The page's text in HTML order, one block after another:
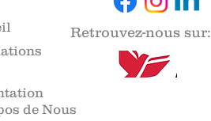
Retrouvez-nous sur:
de Nous